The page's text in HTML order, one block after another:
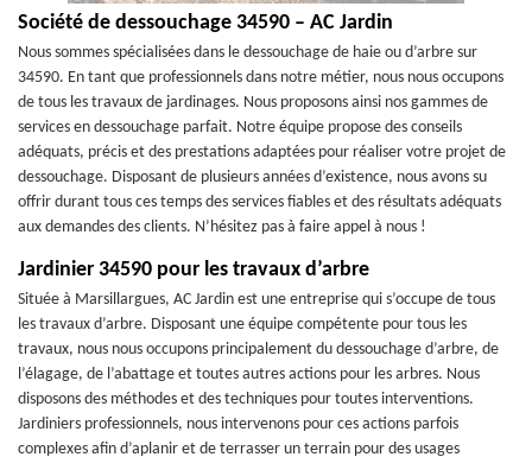
Société de dessouchage 34590 – AC Jardin
Nous sommes spécialisées dans le dessouchage de haie ou d’arbre sur
34590. En tant que professionnels dans notre métier, nous nous occupons
de tous les travaux de jardinages. Nous proposons ainsi nos gammes de
services en dessouchage parfait. Notre équipe propose des conseils
adéquats, précis et des prestations adaptées pour réaliser votre projet de
dessouchage. Disposant de plusieurs années d’existence, nous avons su
offrir durant tous ces temps des services fiables et des résultats adéquats
aux demandes des clients. N’hésitez pas à faire appel à nous !
Jardinier 34590 pour les travaux d’arbre
Située à Marsillargues, AC Jardin est une entreprise qui s’occupe de tous
les travaux d’arbre. Disposant une équipe compétente pour tous les
travaux, nous nous occupons principalement du dessouchage d’arbre, de
l’élagage, de l’abattage et toutes autres actions pour les arbres. Nous
disposons des méthodes et des techniques pour toutes interventions.
Jardiniers professionnels, nous intervenons pour ces actions parfois
complexes afin d’aplanir et de terrasser un terrain pour des usages